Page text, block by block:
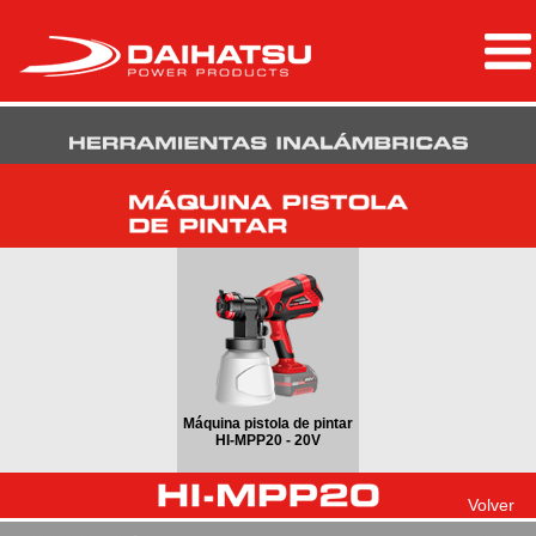
Máquina pistola de pintar
HI-MPP20 - 20V
Volver